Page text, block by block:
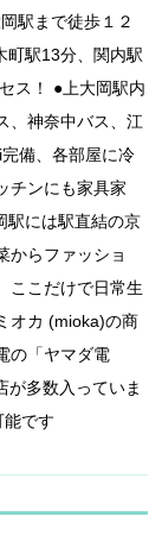
駅まで徒歩１２
町駅13分、関内駅
ス！ ●上大岡駅内
、神奈中バス、江
備、各部屋に冷
チンにも家具家
駅には駅直結の京
からファッショ
ここだけで日常生
オカ (mioka)の商
の「ヤマダ電
が多数入っていま
です